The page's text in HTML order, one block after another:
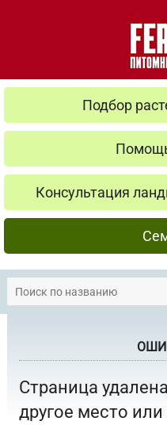
Подбор
Консультация
Страница
другое место или